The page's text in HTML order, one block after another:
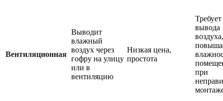
Вентиляционная
Выводит
влажный
воздух через
гофру на улицу
или в
вентиляцию
Низкая цена,
простота
Требует
вывода
воздуха,
при